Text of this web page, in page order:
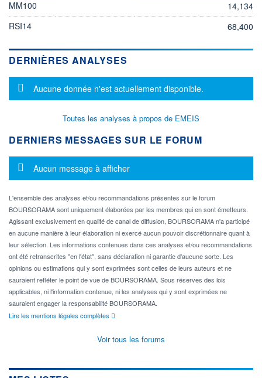
MM100
14,134
RSI14
68,400
DERNIÈRES ANALYSES
Message d'information
Aucune donnée n'est actuellement disponible.
Toutes les analyses à propos de EMEIS
DERNIERS MESSAGES SUR LE FORUM
Message d'information
Aucun message à afficher
L'ensemble des analyses et/ou recommandations présentes sur le forum
BOURSORAMA sont uniquement élaborées par les membres qui en sont émetteurs.
Agissant exclusivement en qualité de canal de diffusion, BOURSORAMA n'a participé
en aucune manière à leur élaboration ni exercé aucun pouvoir discrétionnaire quant à
leur sélection. Les informations contenues dans ces analyses et/ou recommandations
ont été retranscrites "en l'état", sans déclaration ni garantie d'aucune sorte. Les
opinions ou estimations qui y sont exprimées sont celles de leurs auteurs et ne
sauraient refléter le point de vue de BOURSORAMA. Sous réserves des lois
applicables, ni l'information contenue, ni les analyses qui y sont exprimées ne
sauraient engager la responsabilité BOURSORAMA.
Lire les mentions légales complètes
Voir tous les forums